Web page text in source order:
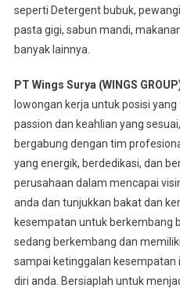
seperti Detergent bubuk,
pasta gigi, sabun mandi,
banyak lainnya.
PT Wings Surya (WINGS
lowongan kerja untuk posisi
passion dan keahlian yang
bergabung dengan tim
yang energik, berdedikasi, dan
perusahaan dalam mencapai
anda dan tunjukkan bakat dan
kesempatan untuk berkembang
sedang berkembang dan
sampai ketinggalan
diri anda. Bersiaplah untuk